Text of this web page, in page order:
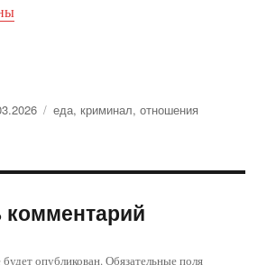
Метки
еда, криминал,отношения
комментарий
опубликован.Обязательные поля